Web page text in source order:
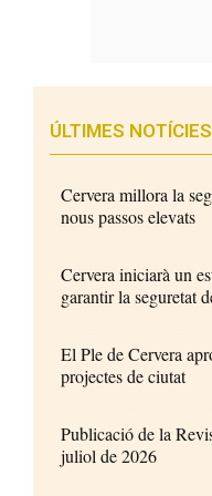
ÚLTIMES
Cervera millora la
nous passos elevats
Cervera iniciarà un
garantir la seguretat
El Ple de Cervera
projectes de ciutat
Publicació de la
juliol de 2026